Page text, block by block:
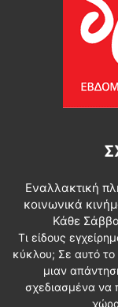
Εναλλακτική
κοινωνικά
Κάθε
Τι είδους
κύκλου; Σε αυτό
μιαν
σχεδιασμένα να